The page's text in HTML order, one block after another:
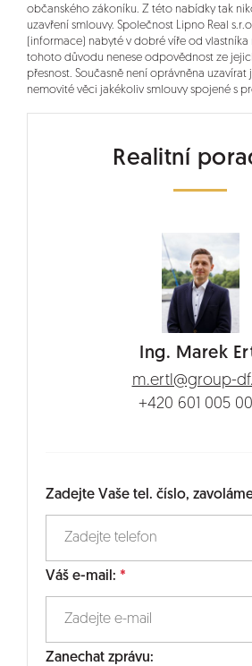
občanského zákoníku. Z této nabídky tak
uzavření smlouvy. Společnost Lipno Real
(informace) nabyté v dobré víře od
tohoto důvodu nenese odpovědnost ze
přesnost. Současně není oprávněna uzavírat
nemovité věci jakékoliv smlouvy spojené s
Realitní
Ing. Marek
m.ertl@group-
+420 601 005
Zadejte Vaše tel. číslo,
Váš e-mail:
Zanechat zprávu: